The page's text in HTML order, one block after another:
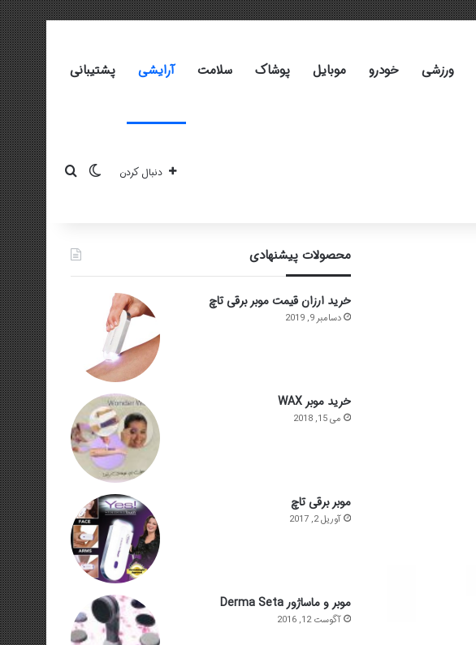
ورزشی خودرو موبایل پوشاک سلامت آرایشی پشتیبانی
دنبال کردن تغییر پوسته
جستجو برای
محصولات پیشنهادی
خرید ارزان قیمت موبر برقی تاچ
دسامبر 9, 2019
خرید موبر WAX
می 15, 2018
موبر برقی تاچ
آوریل 2, 2017
موبر و ماساژور Derma Seta
آگوست 12, 2016